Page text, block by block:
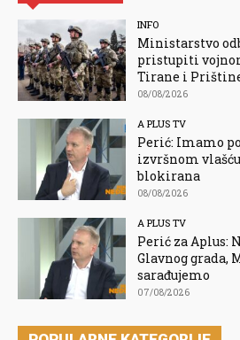
INFO
Ministarstvo
pristupiti
Tirane i
08/08/2026
A PLUS TV
Perić: Imamo
izvršnom
blokirana
08/08/2026
A PLUS TV
Perić za Aplus:
Glavnog grada,
sarađujemo
07/08/2026